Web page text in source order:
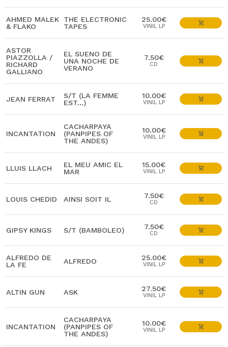
AHMED MALEK
& FLAKO
THE ELECTRONIC
TAPES
25.00€
VINIL LP
ASTOR
PIAZZOLLA /
RICHARD
GALLIANO
EL SUENO DE
UNA NOCHE DE
VERANO
7.50€
CD
JEAN FERRAT
S/T (LA FEMME
EST...)
10.00€
VINIL LP
INCANTATION
CACHARPAYA
(PANPIPES OF
THE ANDES)
10.00€
VINIL LP
LLUIS LLACH
EL MEU AMIC EL
MAR
15.00€
VINIL LP
LOUIS CHEDID AINSI SOIT IL 7.50€
CD
GIPSY KINGS S/T (BAMBOLEO) 7.50€
CD
ALFREDO DE
LA FE
ALFREDO 25.00€
VINIL LP
ALTIN GUN ASK 27.50€
VINIL LP
INCANTATION
CACHARPAYA
(PANPIPES OF
THE ANDES)
10.00€
VINIL LP